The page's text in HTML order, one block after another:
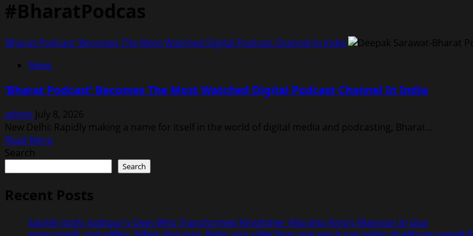
#BharatPodcas
‘Bharat Podcast’ Becomes The Most Watched Digital Podcast Channel In India
News
‘Bharat Podcast’ Becomes The Most Watched Digital Podcast Channel In India
admin July 8, 2026
New Delhi: Rapidly making a name for itself in the world of digital media and podcasting, Bharat...
Read MoreRead
Podcast’
Becomes
The
Most
Search
Search
Recent Posts
Sachiin Joshi: Jodhpur’s Own Who Transformed Kingfisher Villa Into King’s Mansion In Goa